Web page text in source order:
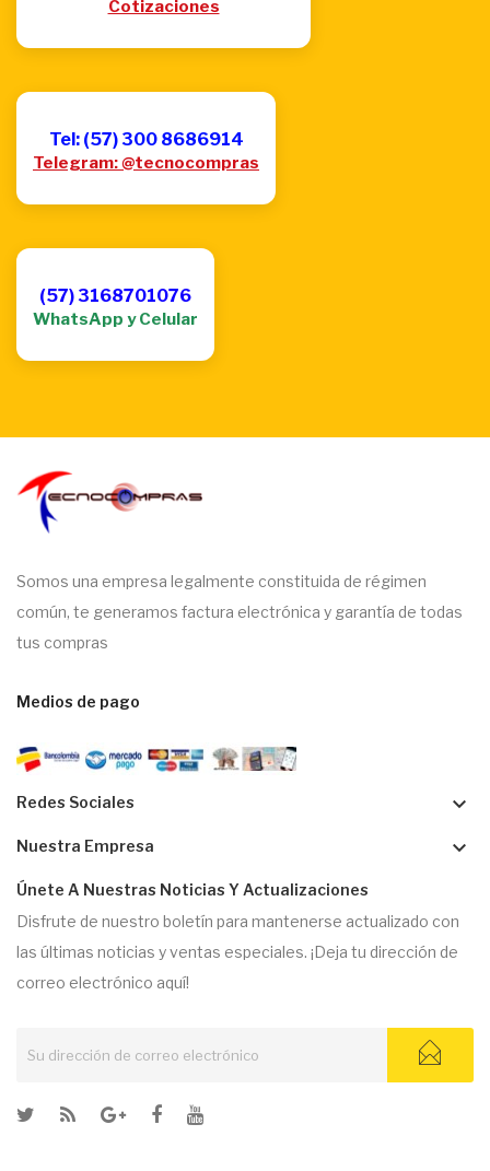
Cotizaciones
Tel: (57) 300 8686914
Telegram: @tecnocompras
(57) 3168701076
WhatsApp y Celular
Somos una empresa legalmente constituida de régimen
común, te generamos factura electrónica y garantía de todas
tus compras
Medios de pago
Redes Sociales keyboard_arrow_down
Nuestra Empresa keyboard_arrow_down
Únete A Nuestras Noticias Y Actualizaciones
Disfrute de nuestro boletín para mantenerse actualizado con
las últimas noticias y ventas especiales. ¡Deja tu dirección de
correo electrónico aquí!